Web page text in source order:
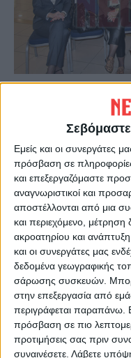
Σεβόμαστε
Εμείς και οι συνεργάτες
πρόσβαση σε
και επεξεργαζόμαστε
αναγνωριστικοί και
αποστέλλονται από μια
και περιεχόμενο, μέτρηση
ακροατηρίου και
και οι συνεργάτες μας
δεδομένα γεωγραφικής
σάρωσης συσκευών.
στην επεξεργασία από
περιγράφεται παραπάνω.
πρόσβαση σε πιο
προτιμήσεις σας πριν
συναινέσετε. Λάβετε
Μετά από μια
Παιδιατρική
την αιγίδα του
Καρδίτσας,
«Κιέριον»
«Επίκαιρα
Η Διευθύντρια
Χριστίνα
Αγώνα »
ημερίδας, την
ιατρικά θέματα
και τα παιδιά,
εμπλουτίζοντας